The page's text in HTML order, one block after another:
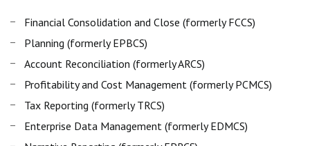
Financial Consolidation and Close (formerly FCCS)
Planning (formerly EPBCS)
Account Reconciliation (formerly ARCS)
Profitability and Cost Management (formerly PCMCS)
Tax Reporting (formerly TRCS)
Enterprise Data Management (formerly EDMCS)